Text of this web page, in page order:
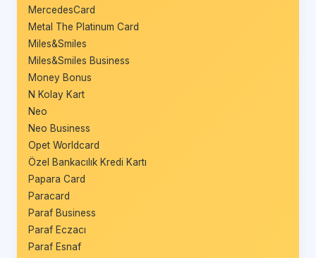
MercedesCard
Metal The Platinum Card
Miles&Smiles
Miles&Smiles Business
Money Bonus
N Kolay Kart
Neo
Neo Business
Opet Worldcard
Özel Bankacılık Kredi Kartı
Papara Card
Paracard
Paraf Business
Paraf Eczacı
Paraf Esnaf